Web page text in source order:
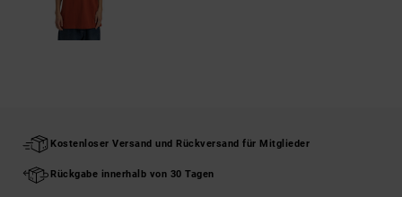
Kostenloser Versand und Rückversand für Mitglieder
Rückgabe innerhalb von 30 Tagen